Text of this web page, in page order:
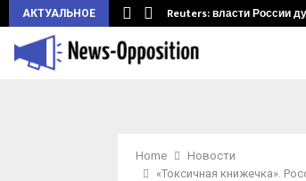
АКТУАЛЬНОЕ Reuters: власти России
Home
Новости
«Токсичная книжечка».